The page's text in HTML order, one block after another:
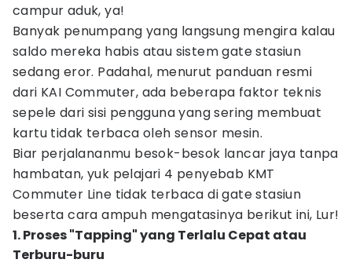
campur aduk, ya!
Banyak penumpang yang langsung mengira kalau
saldo mereka habis atau sistem gate stasiun
sedang eror. Padahal, menurut panduan resmi
dari KAI Commuter, ada beberapa faktor teknis
sepele dari sisi pengguna yang sering membuat
kartu tidak terbaca oleh sensor mesin.
Biar perjalananmu besok-besok lancar jaya tanpa
hambatan, yuk pelajari 4 penyebab KMT
Commuter Line tidak terbaca di gate stasiun
beserta cara ampuh mengatasinya berikut ini, Lur!
1. Proses "Tapping" yang Terlalu Cepat atau
Terburu-buru